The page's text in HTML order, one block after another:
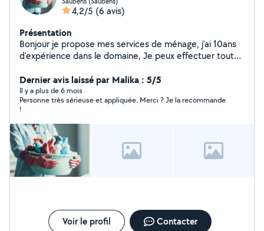
4,2/5 (6 avis)
Présentation
Bonjour je propose mes services de ménage, j'ai 10ans
d'expérience dans le domaine, Je peux effectuer toutes
sol, des surfaces, des sanitaires, et même le repassage.
Je suis disponible tout les jours de la semaine. Je peux
me déplacer en voiture. Mes tarifs sont abordables et je
peux fournir des références si besoin. Si vous souhaitez
une maison étincelante de propriété, n'hésitez pas à me
contacter sur message privé.
Dernier avis laissé par Malika : 5/5
Il y a plus de 6 mois
Personne très sérieuse et appliquée. Merci ? Je la recommande
!
Voir le profil Contacter